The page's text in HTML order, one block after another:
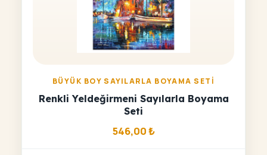
BÜYÜK BOY SAYILARLA BOYAMA SETI
Renkli Yeldeğirmeni Sayılarla Boyama
Seti
546,00₺